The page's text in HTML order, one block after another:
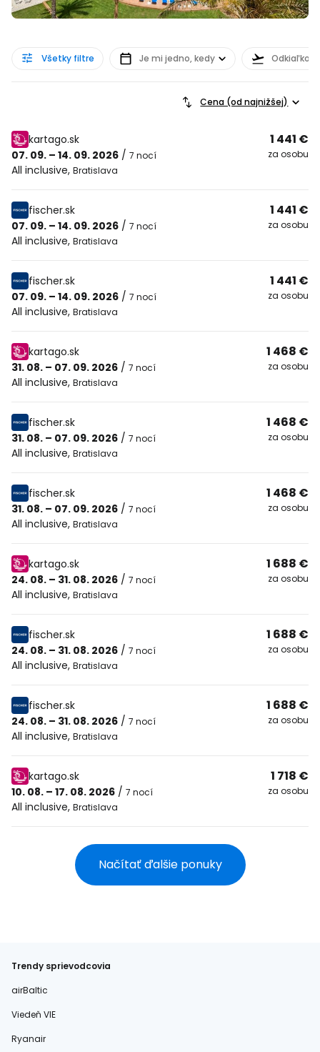
Všetky filtre Je mi jedno, kedy
Cena (od najnižšej)
kartago.sk
07. 09. – 14. 09. 2026 / 7 nocí
All inclusive, Bratislava
1 441 €
za osobu
fischer.sk
07. 09. – 14. 09. 2026 / 7 nocí
All inclusive, Bratislava
1 441 €
za osobu
fischer.sk
07. 09. – 14. 09. 2026 / 7 nocí
All inclusive, Bratislava
1 441 €
za osobu
kartago.sk
31. 08. – 07. 09. 2026 / 7 nocí
All inclusive, Bratislava
1 468 €
za osobu
fischer.sk
31. 08. – 07. 09. 2026 / 7 nocí
All inclusive, Bratislava
1 468 €
za osobu
fischer.sk
31. 08. – 07. 09. 2026 / 7 nocí
All inclusive, Bratislava
1 468 €
za osobu
kartago.sk
24. 08. – 31. 08. 2026 / 7 nocí
All inclusive, Bratislava
1 688 €
za osobu
fischer.sk
24. 08. – 31. 08. 2026 / 7 nocí
All inclusive, Bratislava
1 688 €
za osobu
fischer.sk
24. 08. – 31. 08. 2026 / 7 nocí
All inclusive, Bratislava
1 688 €
za osobu
kartago.sk
10. 08. – 17. 08. 2026 / 7 nocí
All inclusive, Bratislava
1 718 €
za osobu
Načítať ďalšie ponuky
Trendy sprievodcovia
airBaltic
Viedeň VIE
Ryanair